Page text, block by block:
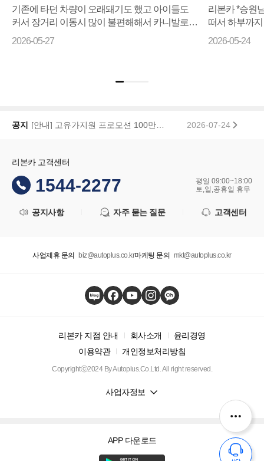
기존에 타던 차량이 오래돼기도 했고 아이들도
커서 장거리 이동시 많이 불편해해서 카니발로
바꾸자 마음먹고 ㅋㅇㅋ 나 ㅇㅋ 꾸준히 매물검
2026-05-27
리본카 *승원
떠서 하부까
리상태까지
2026-05-24
공지 2026-07-24
리본카 고객센터
1544-2277
평일 09:00~18:00
토,일,공휴일 휴무
공지사항 자주 묻는 질문 고객센터
사업제휴 문의 biz@autoplus.co.kr마케팅 문의 mkt@autoplus.co.kr
리본카 지점 안내 회사소개
윤리경영
이용약관
개인정보처리방침
Copyrightⓒ2024 By Autoplus.Co.Ltd. All right reserved.
사업자정보
APP 다운로드